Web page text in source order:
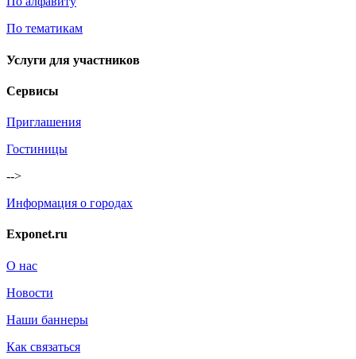
По тематикам
Услуги для участников
Сервисы
Приглашения
Гостиницы
-->
Информация о городах
Exponet.ru
О нас
Новости
Наши баннеры
Как связаться